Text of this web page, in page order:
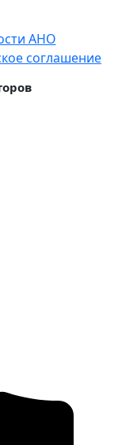
АНО
соглашение